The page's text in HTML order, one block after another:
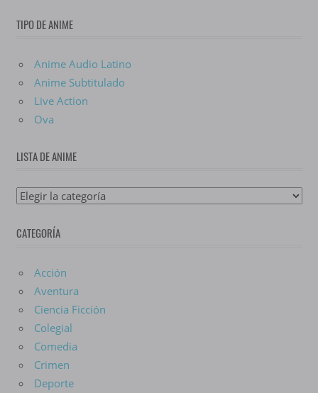
TIPO DE ANIME
Anime Audio Latino
Anime Subtitulado
Live Action
Ova
LISTA DE ANIME
Lista
Anime
CATEGORÍA
Acción
Aventura
Ciencia Ficción
Colegial
Comedia
Crimen
Deporte